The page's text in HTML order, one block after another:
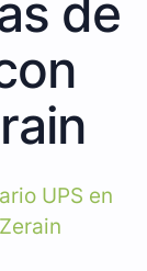
de
UPS en